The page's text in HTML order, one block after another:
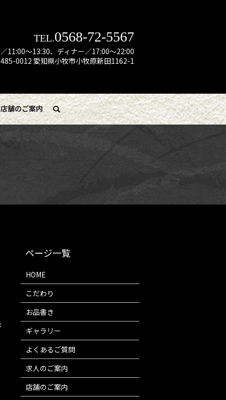
TEL.0568-72-5567
11:00～13:30、ディナー／17:00～22:00
0012 愛知県小牧市小牧原新田1162-1
店舗のご案内 search
HOME
こだわり
お品書き
ギャラリー
よくあるご質問
求人のご案内
店舗のご案内